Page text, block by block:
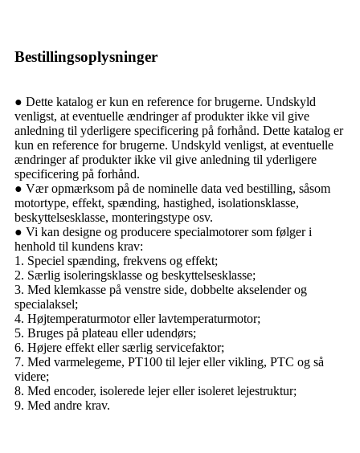
Bestillingsoplysninger
● Dette katalog er kun en reference for brugerne. Undskyld
venligst, at eventuelle ændringer af produkter ikke vil give
anledning til yderligere specificering på forhånd. Dette katalog er
kun en reference for brugerne. Undskyld venligst, at eventuelle
ændringer af produkter ikke vil give anledning til yderligere
specificering på forhånd.
● Vær opmærksom på de nominelle data ved bestilling, såsom
motortype, effekt, spænding, hastighed, isolationsklasse,
beskyttelsesklasse, monteringstype osv.
● Vi kan designe og producere specialmotorer som følger i
henhold til kundens krav:
1. Speciel spænding, frekvens og effekt;
2. Særlig isoleringsklasse og beskyttelsesklasse;
3. Med klemkasse på venstre side, dobbelte akselender og
specialaksel;
4. Højtemperaturmotor eller lavtemperaturmotor;
5. Bruges på plateau eller udendørs;
6. Højere effekt eller særlig servicefaktor;
7. Med varmelegeme, PT100 til lejer eller vikling, PTC og så
videre;
8. Med encoder, isolerede lejer eller isoleret lejestruktur;
9. Med andre krav.